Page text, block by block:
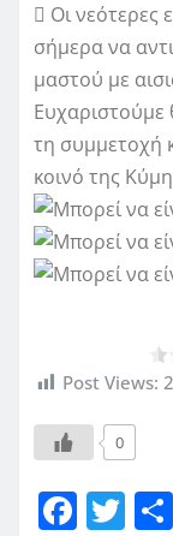
 Οι νεότερες
σήμερα να
μαστού με
Ευχαριστούμε
τη συμμετοχή
κοινό της
Post Views:
0
F T